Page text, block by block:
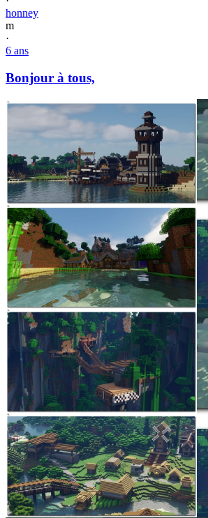
honney
m
·
6 ans
Bonjour à tous,